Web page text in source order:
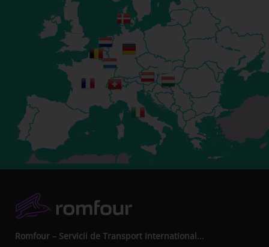
Romfour – Servicii de Transport International...